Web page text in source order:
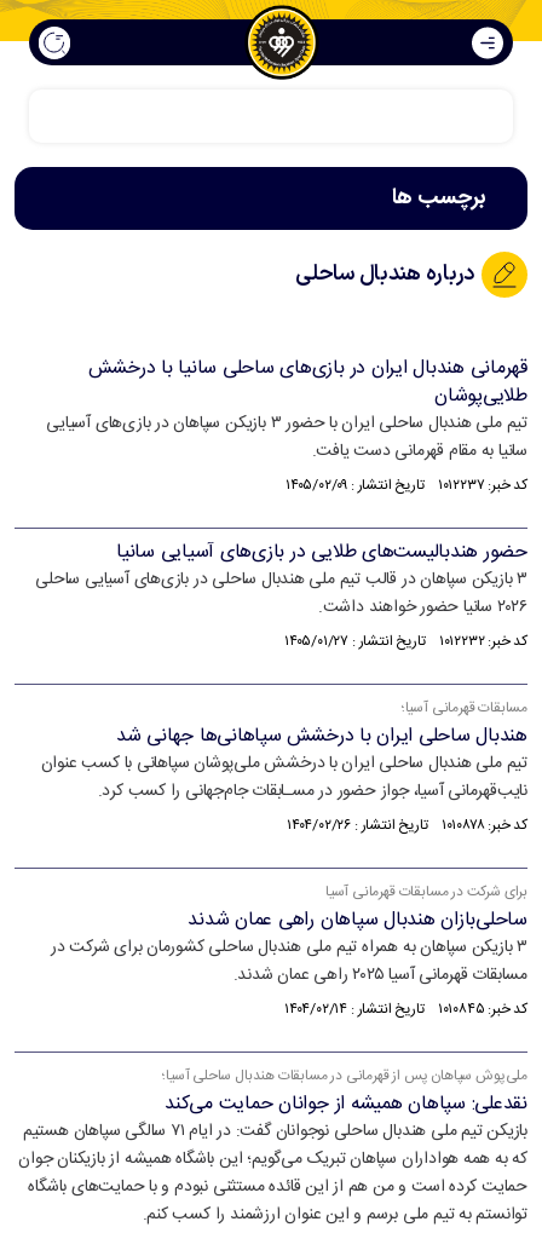
برچسب ها
درباره هندبال ساحلی
قهرمانی هندبال ایران در بازی‌های ساحلی سانیا با درخشش
طلایی‌پوشان
تیم ملی هندبال ساحلی ایران با حضور ۳ بازیکن سپاهان در بازی‌های آسیایی
سانیا به مقام قهرمانی دست یافت.
کد خبر: ۱۰۱۲۲۳۷ تاریخ انتشار : ۱۴۰۵/۰۲/۰۹
حضور هندبالیست‌های طلایی در بازی‌های آسیایی سانیا
۳ بازیکن سپاهان در قالب تیم ملی هندبال ساحلی در بازی‌های آسیایی ساحلی
۲۰۲۶ سانیا حضور خواهند داشت.
کد خبر: ۱۰۱۲۲۳۲ تاریخ انتشار : ۱۴۰۵/۰۱/۲۷
مسابقات قهرمانی آسیا؛
هندبال ساحلی ایران با درخشش سپاهانی‌ها جهانی شد
تیم ملی هندبال ساحلی ایران با درخشش ملی‌پوشان سپاهانی با کسب عنوان
نایب‌قهرمانی آسیا، جواز حضور در مسـابقات جام‌جهانی را کسب کرد.
کد خبر: ۱۰۱۰۸۷۸ تاریخ انتشار : ۱۴۰۴/۰۲/۲۶
برای شرکت در مسابقات قهرمانی آسیا
ساحلی‌بازان هندبال سپاهان راهی عمان شدند
۳ بازیکن سپاهان به همراه تیم ملی هندبال ساحلی کشورمان برای شرکت در
مسابقات قهرمانی آسیا ۲۰۲۵ راهی عمان شدند.
کد خبر: ۱۰۱۰۸۴۵ تاریخ انتشار : ۱۴۰۴/۰۲/۱۴
ملی‌پوش سپاهان پس از قهرمانی در مسابقات هندبال ساحلی آسیا؛
نقدعلی: سپاهان همیشه از جوانان حمایت می‌کند
بازیکن تیم ملی هندبال ساحلی نوجوانان گفت: در ایام ۷۱ سالگی سپاهان هستیم
که به همه هواداران سپاهان تبریک می‌گویم؛ این باشگاه همیشه از بازیکنان جوان
حمایت کرده است و من هم از این قائده مستثنی نبودم و با حمایت‌های باشگاه
توانستم به تیم ملی برسم و این عنوان ارزشمند را کسب کنم.